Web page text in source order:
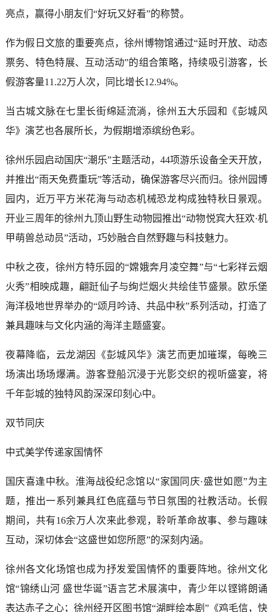
亮点，赢得小朋友们“好玩又好看”的称赞。
作为假日文旅的重要亮点，徐州博物馆通过“延时开放、动态
票务、特色特展、互动活动”的组合策略，持续吸引游客，长
假游客量11.22万人次，同比增长12.94%。
当古城文脉在七里长街绵延流淌，徐州五大乐园和《彭城风
华》演艺也各展所长，为假期增添缤纷色彩。
徐州乐园启动国庆“潮乐”主题活动，44项游乐设备全天开放，
并推出“雨天免费重玩”等活动，确保游客尽兴而归。徐州园博
园内，近万平方米花海与动态机械恐龙构成独特秋日景观。
开业三周年的徐州九顶山野生动物园推出“动物悦宾大狂欢·机
甲萌兽总动员”活动，巧妙融合自然野趣与科技魅力。
中秋之夜，徐州方特乐园的“嫦娥奔月凌空舞”与“七彩祥云烟
火秀”相映成趣，翩跹仙子与绚烂烟火共绘佳节盛景。欧乐堡
海洋极地世界举办的“颂月吟诗、共品中秋”系列活动，打造了
兼具趣味与文化内涵的海洋主题盛宴。
夜幕降临，云龙湖因《彭城风华》演艺而更加璀璨，每晚三
场演出场场爆满。游客登船沉浸于光影交织的视听盛宴，将
千年彭城的独特风韵深深印刻心中。
双节同庆
中式美学传递家国情怀
国庆喜逢中秋。淮海战役纪念馆以“家国同庆·盛世如愿”为主
题，推出一系列兼具红色底蕴与节日氛围的社教活动。长假
期间，共有16余万人次来此参观，聆听革命故事、参与趣味
互动，深切体会“这盛世如您所愿”的深刻内涵。
徐州各文化场馆也成为抒发爱国情怀的重要阵地。徐州文化
馆“锦绣山河 盛世华诞”语言艺术展演中，青少年以铿锵朗诵
表达赤子之心；徐州经开区图书馆“湖畔绘本剧”《鸡毛信，快